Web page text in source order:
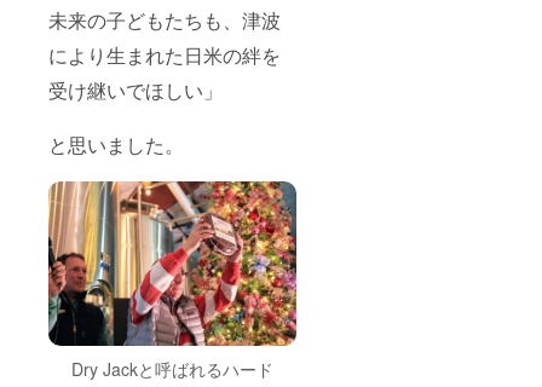
未来の子どもたちも、津波
により生まれた日米の絆を
受け継いでほしい」
と思いました。
Dry Jackと呼ばれるハード